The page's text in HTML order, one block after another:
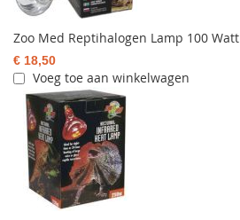
Zoo Med Reptihalogen Lamp 100 Watt
€ 18,50
Voeg toe aan winkelwagen